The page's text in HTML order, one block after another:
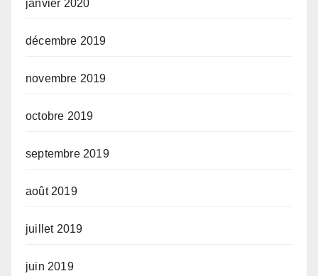
janvier 2020
décembre 2019
novembre 2019
octobre 2019
septembre 2019
août 2019
juillet 2019
juin 2019